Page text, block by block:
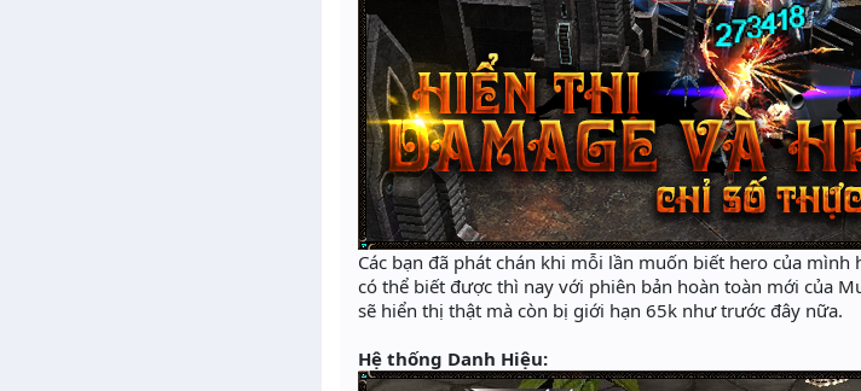
Các bạn đã phát chán khi mỗi lần muốn biết hero của
có thể biết được thì nay với phiên bản hoàn toàn mới của
sẽ hiển thị thật mà còn bị giới hạn 65k như trước đây nữa.
Hệ thống Danh Hiệu: